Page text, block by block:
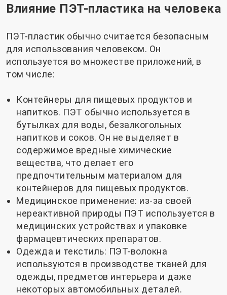
Влияние ПЭТ-пластика на человека
ПЭТ-пластик обычно считается безопасным
для использования человеком. Он
используется во множестве приложений, в
том числе:
Контейнеры для пищевых продуктов и
напитков. ПЭТ обычно используется в
бутылках для воды, безалкогольных
напитков и соков. Он не выделяет в
содержимое вредные химические
вещества, что делает его
предпочтительным материалом для
контейнеров для пищевых продуктов.
Медицинское применение: из-за своей
нереактивной природы ПЭТ используется в
медицинских устройствах и упаковке
фармацевтических препаратов.
Одежда и текстиль: ПЭТ-волокна
используются в производстве тканей для
одежды, предметов интерьера и даже
некоторых автомобильных деталей.